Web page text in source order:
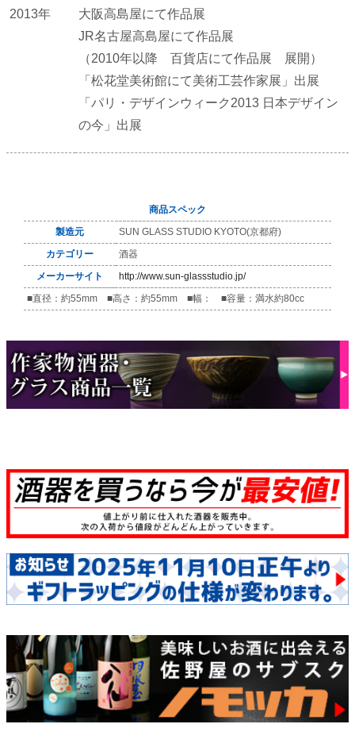
2013年
大阪高島屋にて作品展
JR名古屋高島屋にて作品展
（2010年以降 百貨店にて作品展 展開）
「松花堂美術館にて美術工芸作家展」出展
「パリ・デザインウィーク2013 日本デザイン
の今」出展
商品スペック
製造元
SUN GLASS STUDIO KYOTO(京都府)
カテゴリー
酒器
メーカーサイト
http://www.sun-glassstudio.jp/
■直径：約55mm ■高さ：約55mm ■幅： ■容量：満水約80cc